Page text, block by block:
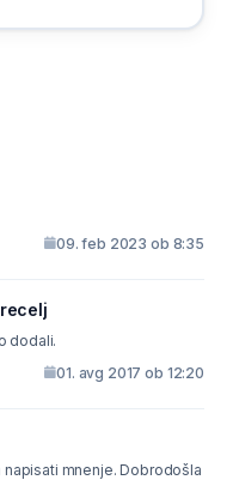
09. feb 2023 ob 8:35
dodali.
01. avg 2017 ob 12:20
napisati mnenje. Dobrodošla